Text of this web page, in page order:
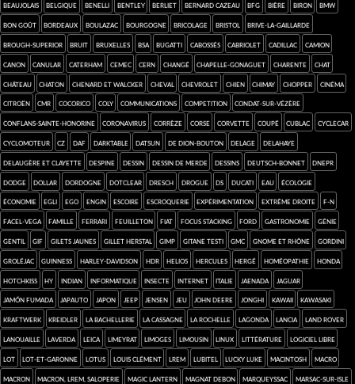
Beaujolais Belgique Benelli Bentley Berliet Bernard Cazeau BFG bière Biron BMW
bon goût Bordeaux Boulazac Bourgogne bricolage Bristol Brive-la-Gaillarde
Brough-Superior bruit Bruxelles BSA Bugatti Cabossés cabriolet Cadillac camion
Canon canular Caterham CEMEC Cern Changé Chapelle-Gonaguet Charente chat
château chaton Chenard et Walcker cheval Chevrolet chien Chimay chopper cinéma
Citroën CMR cocorico Coly communications competition Condat-sur-Vézère
Conflans-sainte-Honorine coronavirus Corrèze Corse Corvette coupé Cublac cyclecar
cyclomoteur CZ Daf darktable Datsun de Dion-Bouton Delage Delahaye
Delaugère et Clayette Despine dessin dessin de merde dessins Deutsch-Bonnet Dnepr
Dodge Dollar Dordogne dotclear Dresch drogue DS Ducati eau écologie
économie Egli Ego engin Escoire escroquerie expérimentation extrême droite F-N
Facel-Vega famille Ferrari feuilleton FIAT focus stacking Ford Gastronomie génie
gentil gif Gilets jaunes Gillet Herstal GIMP Gitane Testi GMC Gnome et Rhône Gordini
Groléjac Guinness Harley-Davidson HDR Helios Hercules Hergé homéopathie Honda
Hotchkiss HY Indian informatique insecte Internet Italie Jaenada Jaguar
jamón fumada Japauto Japon Jeep Jensen jeu John Deere Jonghi kawaii Kawasaki
Kraftwerk Kreidler la Bachellerie la Cassagne La Rochelle Lagonda Lancia Land Rover
Lanouaille Laverda Leica Limeyrat Limoges Limousin Linux Littérature logiciel libre
Lot Lot-et-Garonne Lotus Louis Clément LREM Lubitel Lucky Luke Macintosh macro
Macron Macron, LREM, saloperie Magic Lantern Magnat Debon Marqueyssac Marsac-sur-Isle